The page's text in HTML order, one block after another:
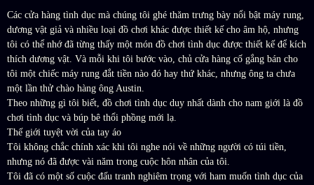
Các cửa hàng tình dục mà chúng tôi ghé thăm trưng bày nổi bật máy rung,
dương vật giả và nhiều loại đồ chơi khác được thiết kế cho âm hộ, nhưng
tôi có thể nhớ đã từng thấy một món đồ chơi tình dục được thiết kế để kích
thích dương vật. Và mỗi khi tôi bước vào, chủ cửa hàng cố gắng bán cho
tôi một chiếc máy rung đắt tiền nào đó hay thứ khác, nhưng ông ta chưa
một lần thử chào hàng ông Austin.
Theo những gì tôi biết, đồ chơi tình dục duy nhất dành cho nam giới là đồ
chơi tình dục và búp bê thổi phồng mới lạ.
Thế giới tuyệt vời của tay áo
Tôi không chắc chính xác khi tôi nghe nói về những người có túi tiền,
nhưng nó đã được vài năm trong cuộc hôn nhân của tôi.
Tôi đã có một số cuộc đấu tranh nghiêm trọng với ham muốn tình dục của